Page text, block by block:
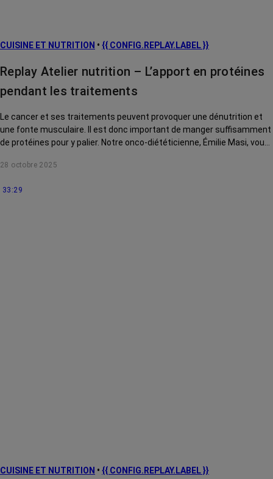
CUISINE ET NUTRITION • {{ CONFIG.REPLAY.LABEL }}
Replay Atelier nutrition – L’apport en protéines
pendant les traitements
Le cancer et ses traitements peuvent provoquer une dénutrition et
une fonte musculaire. Il est donc important de manger suffisamment
de protéines pour y palier. Notre onco-diététicienne, Émilie Masi, vous
28 octobre 2025
33:29
CUISINE ET NUTRITION • {{ CONFIG.REPLAY.LABEL }}